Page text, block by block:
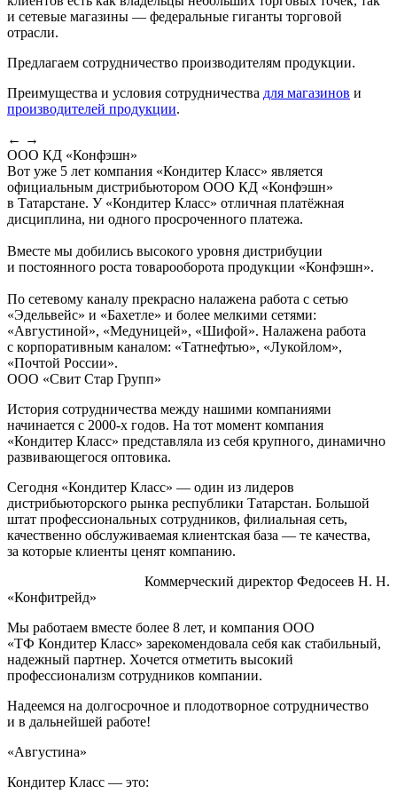
и сетевые магазины — федеральные гиганты торговой
отрасли.
Предлагаем сотрудничество производителям продукции.
Преимущества и условия сотрудничества для магазинов и
производителей продукции.
← →
ООО КД «Конфэшн»
Вот уже 5 лет компания «Кондитер Класс» является
официальным дистрибьютором ООО КД «Конфэшн»
в Татарстане. У «Кондитер Класс» отличная платёжная
дисциплина, ни одного просроченного платежа.
Вместе мы добились высокого уровня дистрибуции
и постоянного роста товарооборота продукции «Конфэшн».
По сетевому каналу прекрасно налажена работа с сетью
«Эдельвейс» и «Бахетле» и более мелкими сетями:
«Августиной», «Медуницей», «Шифой». Налажена работа
с корпоративным каналом: «Татнефтью», «Лукойлом»,
«Почтой России».
ООО «Свит Стар Групп»
История сотрудничества между нашими компаниями
начинается с 2000-х годов. На тот момент компания
«Кондитер Класс» представляла из себя крупного, динамично
развивающегося оптовика.
Сегодня «Кондитер Класс» — один из лидеров
дистрибьюторского рынка республики Татарстан. Большой
штат профессиональных сотрудников, филиальная сеть,
качественно обслуживаемая клиентская база — те качества,
за которые клиенты ценят компанию.
Коммерческий директор Федосеев Н. Н.
«Конфитрейд»
Мы работаем вместе более 8 лет, и компания ООО
«ТФ Кондитер Класс» зарекомендовала себя как стабильный,
надежный партнер. Хочется отметить высокий
профессионализм сотрудников компании.
Надеемся на долгосрочное и плодотворное сотрудничество
и в дальнейшей работе!
«Августина»
Кондитер Класс — это: